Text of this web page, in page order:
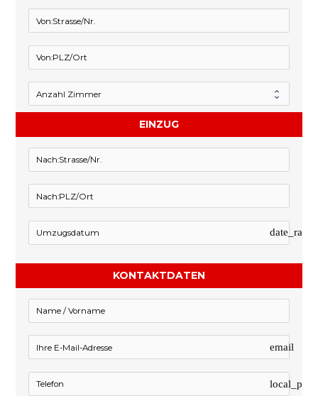
EINZUG
date_range
KONTAKTDATEN
email